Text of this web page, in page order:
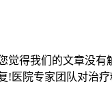
得我们的文章没有
!医院专家团队对治